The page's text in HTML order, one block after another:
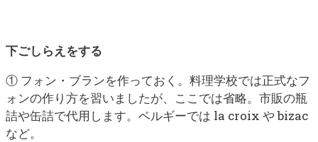
下ごしらえをする
① フォン・ブランを作っておく。料理学校では正式なフ
ォンの作り方を習いましたが、ここでは省略。市販の瓶
詰や缶詰で代用します。ベルギーでは la croix や bizac
など。